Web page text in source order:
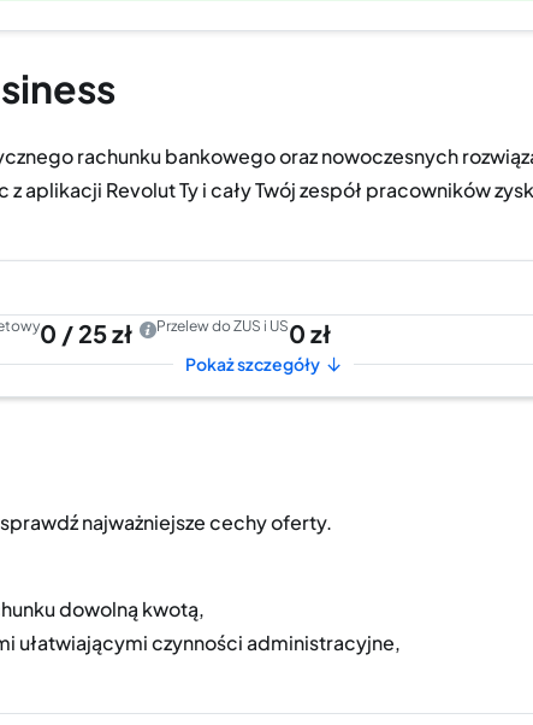
rachunku bankowego oraz nowoczesnych
z aplikacji Revolut Ty i cały Twój zespół pracowników
0 / 25 zł Przelew do ZUS i US0 zł
Pokaż szczegóły
najważniejsze cechy oferty.
dowolną kwotą,
ułatwiającymi czynności administracyjne,